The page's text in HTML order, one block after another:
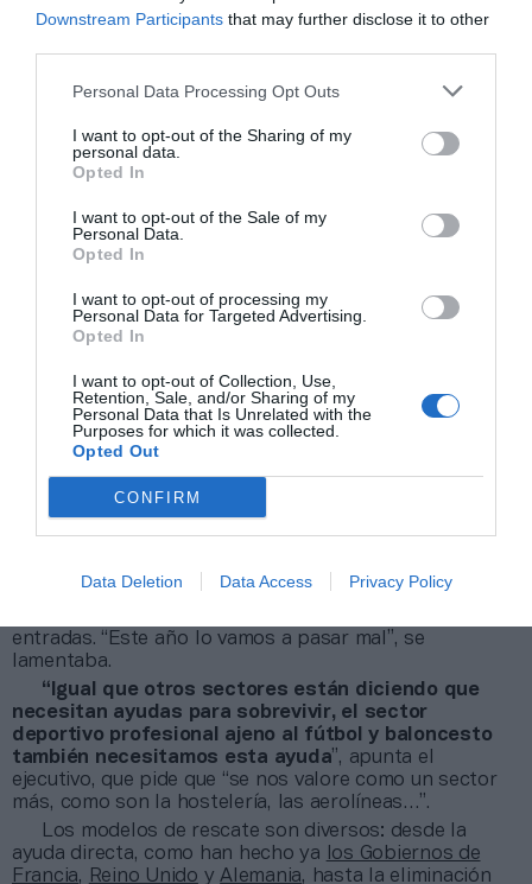
Downstream Participants that may further disclose it to other
Personal Data Processing Opt Outs
I want to opt-out of the Sharing of my
personal data.
Opted In
I want to opt-out of the Sale of my
Personal Data.
Opted In
I want to opt-out of processing my
Personal Data for Targeted Advertising.
Opted In
I want to opt-out of Collection, Use,
Retention, Sale, and/or Sharing of my
Personal Data that Is Unrelated with the
Purposes for which it was collected.
Opted Out
CONFIRM
Data Deletion Data Access Privacy Policy
intranquilidad. “Empezamos razonablemente bien en
público desde hace unas semanas, esto nos sitúa en un
escenario muy complejo”, destaca su presidente.
Pujadas, exalcalde de su ciudad en tres etapas, desde
la gestión de una entidad con 31 equipos tanto
masculinos como femeninos
la Asobal y la Liga Guerreras Iberdrola.
Para el primer equipo masculino, el presupuesto
para esta temporada se sitúa, de momento, en torno
mientras que la fundación -que engloba al conjunto
femenino y a la base- cuenta con algo más de 600.000
euros para este curso. Unos recursos que, “sin público
y con las dificultades para competir”, se agotan y ya le
ha hecho cerrar 2019-2020 con números rojos
“después de varios años de beneficios”. “Y para esta
Balonmano Ciudad Encantada, aseguraba este
que "el 40% o más" de los ingresos
entradas. “Este año lo vamos a pasar mal”, se
lamentaba.
“Igual que otros sectores están diciendo que
necesitan ayudas para sobrevivir, el sector
deportivo profesional ajeno al fútbol y baloncesto
también necesitamos esta ayuda”, apunta el
ejecutivo, que pide que “se nos valore como un sector
más, como son la hostelería, las aerolíneas…”.
Los modelos de rescate son diversos: desde la
ayuda directa, como han hecho ya
los Gobiernos de
Francia, Reino Unido y Alemania, hasta la eliminación